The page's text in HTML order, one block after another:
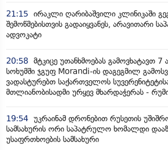
21:15 ირაკლი ღარიბაშვილი კლინიკაში
შემოწმებისთვის გადაიყვანეს, არავითარი
ადვოკატი
20:58 მტკიცე უთანხმოებას გამოვხატავთ
სოხუმში ჯგუფ Morandi-ის დაგეგმილ
ვადასტურებთ საქართველოს
მთლიანობისადმი ურყევ მხარდაჭერას -
19:54 უკრაინამ დრონებით რუსეთის
სამსახურის ორი საპატრულო ხომალდი
უსაფრთხოების სამსახური